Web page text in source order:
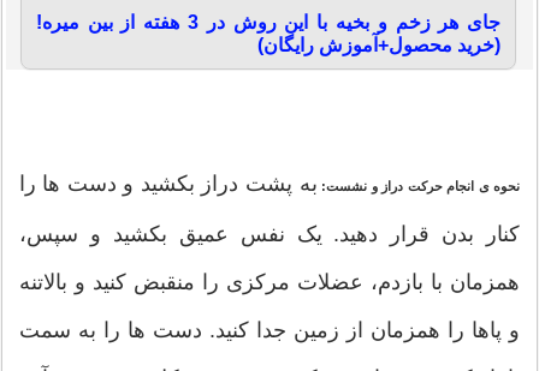
جای هر زخم و بخیه با این روش در 3 هفته از بین میره!
(خرید محصول+آموزش رایگان)
نحوه ی انجام حرکت دراز و نشست: به پشت دراز بکشید و دست ها را
کنار بدن قرار دهید. یک نفس عمیق بکشید و سپس،
همزمان با بازدم، عضلات مرکزی را منقبض کنید و بالاتنه
و پاها را همزمان از زمین جدا کنید. دست ها را به سمت